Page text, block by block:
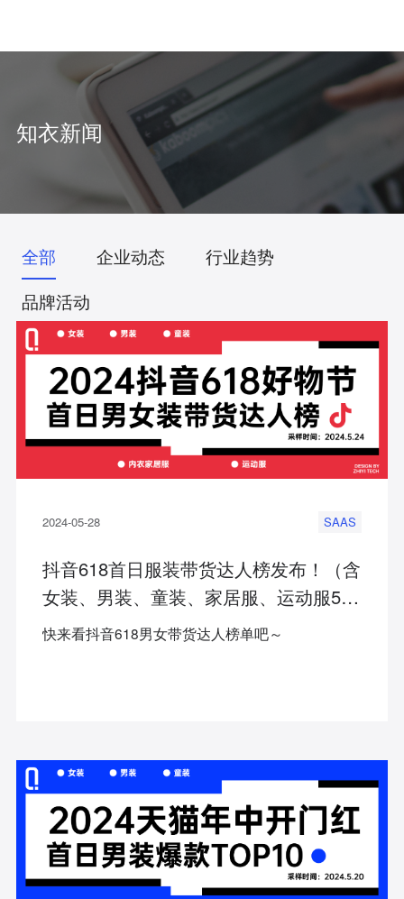
知衣新闻
全部 企业动态
行业趋势
品牌活动
2024-05-28 SAAS
抖音618首日服装带货达人榜发布！（含
女装、男装、童装、家居服、运动服5大
行业）
快来看抖音618男女带货达人榜单吧～